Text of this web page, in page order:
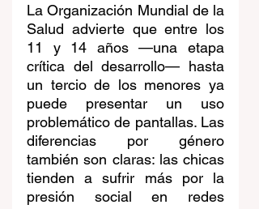
La Organización Mundial de la
Salud advierte que entre los
11 y 14 años —una etapa
crítica del desarrollo— hasta
un tercio de los menores ya
puede presentar un uso
problemático de pantallas. Las
diferencias por género
también son claras: las chicas
tienden a sufrir más por la
presión social en redes